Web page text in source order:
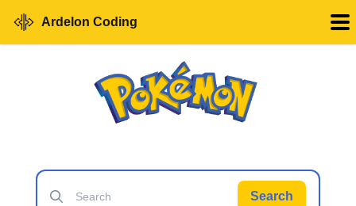
Ardelon Coding
Search